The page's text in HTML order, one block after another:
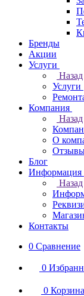
Бренды
Акции
Услуги
Назад
Услуги
Компания
Назад
О
Блог
Информация
Назад
Контакты
0 Сравнение
0
0 Корзина